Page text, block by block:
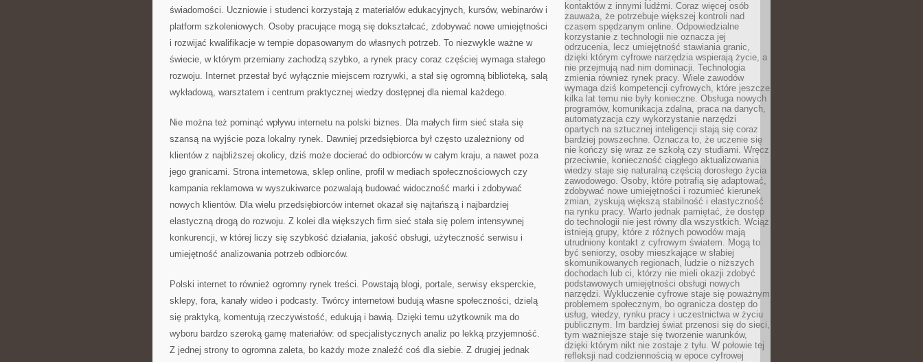
świadomości. Uczniowie i studenci korzystają z materiałów edukacyjnych, kursów, webinarów i
platform szkoleniowych. Osoby pracujące mogą się dokształcać, zdobywać nowe umiejętności
i rozwijać kwalifikacje w tempie dopasowanym do własnych potrzeb. To niezwykle ważne w
świecie, w którym przemiany zachodzą szybko, a rynek pracy coraz częściej wymaga stałego
rozwoju. Internet przestał być wyłącznie miejscem rozrywki, a stał się ogromną biblioteką, salą
wykładową, warsztatem i centrum praktycznej wiedzy dostępnej dla niemal każdego.
Nie można też pominąć wpływu internetu na polski biznes. Dla małych firm sieć stała się
szansą na wyjście poza lokalny rynek. Dawniej przedsiębiorca był często uzależniony od
klientów z najbliższej okolicy, dziś może docierać do odbiorców w całym kraju, a nawet poza
jego granicami. Strona internetowa, sklep online, profil w mediach społecznościowych czy
kampania reklamowa w wyszukiwarce pozwalają budować widoczność marki i zdobywać
nowych klientów. Dla wielu przedsiębiorców internet okazał się najtańszą i najbardziej
elastyczną drogą do rozwoju. Z kolei dla większych firm sieć stała się polem intensywnej
konkurencji, w której liczy się szybkość działania, jakość obsługi, użyteczność serwisu i
umiejętność analizowania potrzeb odbiorców.
Polski internet to również ogromny rynek treści. Powstają blogi, portale, serwisy eksperckie,
sklepy, fora, kanały wideo i podcasty. Twórcy internetowi budują własne społeczności, dzielą
się praktyką, komentują rzeczywistość, edukują i bawią. Dzięki temu użytkownik ma do
wyboru bardzo szeroką gamę materiałów: od specjalistycznych analiz po lekką przyjemność.
Z jednej strony to ogromna zaleta, bo każdy może znaleźć coś dla siebie. Z drugiej jednak
kontaktów z innymi ludźmi. Coraz więcej osób
zauważa, że potrzebuje większej kontroli nad
czasem spędzanym online. Odpowiedzialne
korzystanie z technologii nie oznacza jej
odrzucenia, lecz umiejętność stawiania granic,
dzięki którym cyfrowe narzędzia wspierają życie, a
nie przejmują nad nim dominacji. Technologia
zmienia również rynek pracy. Wiele zawodów
wymaga dziś kompetencji cyfrowych, które jeszcze
kilka lat temu nie były konieczne. Obsługa nowych
programów, komunikacja zdalna, praca na danych,
automatyzacja czy wykorzystanie narzędzi
opartych na sztucznej inteligencji stają się coraz
bardziej powszechne. Oznacza to, że uczenie się
nie kończy się wraz ze szkołą czy studiami. Wręcz
przeciwnie, konieczność ciągłego aktualizowania
wiedzy staje się naturalną częścią dorosłego życia
zawodowego. Osoby, które potrafią się adaptować,
zdobywać nowe umiejętności i rozumieć kierunek
zmian, zyskują większą stabilność i elastyczność
na rynku pracy. Warto jednak pamiętać, że dostęp
do technologii nie jest równy dla wszystkich. Wciąż
istnieją grupy, które z różnych powodów mają
utrudniony kontakt z cyfrowym światem. Mogą to
być seniorzy, osoby mieszkające w słabiej
skomunikowanych regionach, ludzie o niższych
dochodach lub ci, którzy nie mieli okazji zdobyć
podstawowych umiejętności obsługi nowych
narzędzi. Wykluczenie cyfrowe staje się poważnym
problemem społecznym, bo ogranicza dostęp do
usług, wiedzy, rynku pracy i uczestnictwa w życiu
publicznym. Im bardziej świat przenosi się do sieci,
tym ważniejsze staje się tworzenie warunków,
dzięki którym nikt nie zostaje z tyłu. W połowie tej
refleksji nad codziennością w epoce cyfrowej